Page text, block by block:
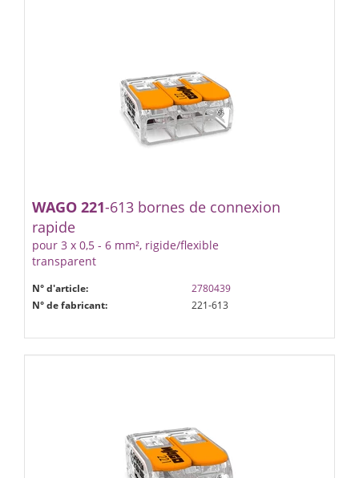
WAGO 221-613 bornes de connexion
rapide
pour 3 x 0,5 - 6 mm², rigide/flexible
transparent
N° d'article:
2780439
N° de fabricant:
221-613